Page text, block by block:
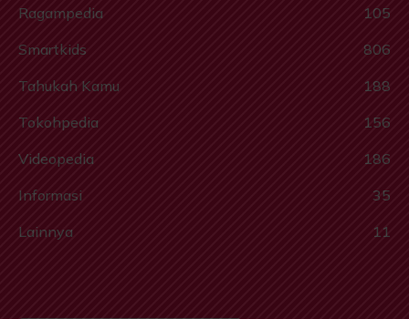
Ragampedia
105
Smartkids
806
Tahukah Kamu
188
Tokohpedia
156
Videopedia
186
Informasi
35
Lainnya
11